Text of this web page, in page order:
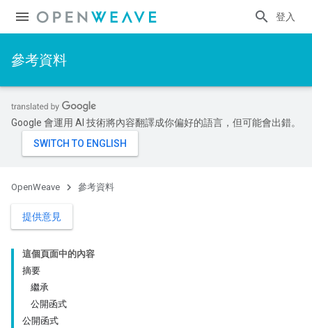
登入
參考資料
Google 會運用 AI 技術將內容翻譯成你偏好的語言，但可能會出錯。
OpenWeave 參考資料
提供意見
這個頁面中的內容
摘要
繼承
公開函式
公開函式